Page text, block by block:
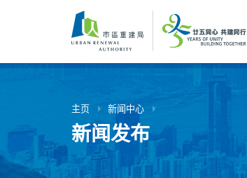
内
主页 新闻中心
新闻发布